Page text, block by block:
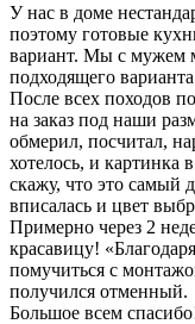
У нас в доме
поэтому готовые
вариант. Мы с мужем
подходящего
После всех походов
на заказ под наши
обмерил, посчитал,
хотелось, и картинка
скажу, что это самый
вписалась и цвет
Примерно через 2
красавицу!
помучиться с
получился отменный.
Большое всем